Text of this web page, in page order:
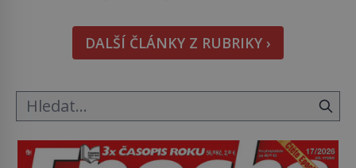
nějakém žít. Mezi ty nejslavnější patří i římské
ghetto založené v roce 1555. Pokud jde o vztah
k Židům, nemá se Řím čím chlubit. […]
DALŠÍ ČLÁNKY Z RUBRIKY ›